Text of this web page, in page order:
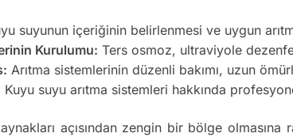
suyunun içeriğinin belirlenmesi ve uygun
Kurulumu: Ters osmoz, ultraviyole
Arıtma sistemlerinin düzenli bakımı, uzun
Kuyu suyu arıtma sistemleri hakkında
açısından zengin bir bölge